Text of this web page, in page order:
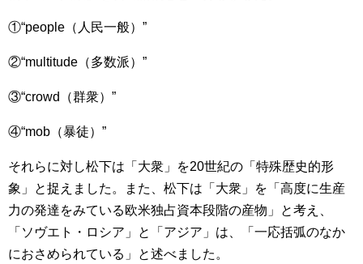
①“people（人民一般）”
②“multitude（多数派）”
③“crowd（群衆）”
④“mob（暴徒）”
それらに対し松下は「大衆」を20世紀の「特殊歴史的形
象」と捉えました。また、松下は「大衆」を「高度に生産
力の発達をみている欧米独占資本段階の産物」と考え、
「ソヴエト・ロシア」と「アジア」は、「一応括弧のなか
におさめられている」と述べました。